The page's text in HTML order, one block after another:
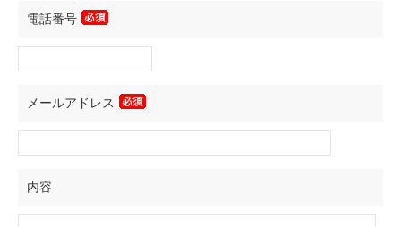
電話番号
メールアドレス
内容